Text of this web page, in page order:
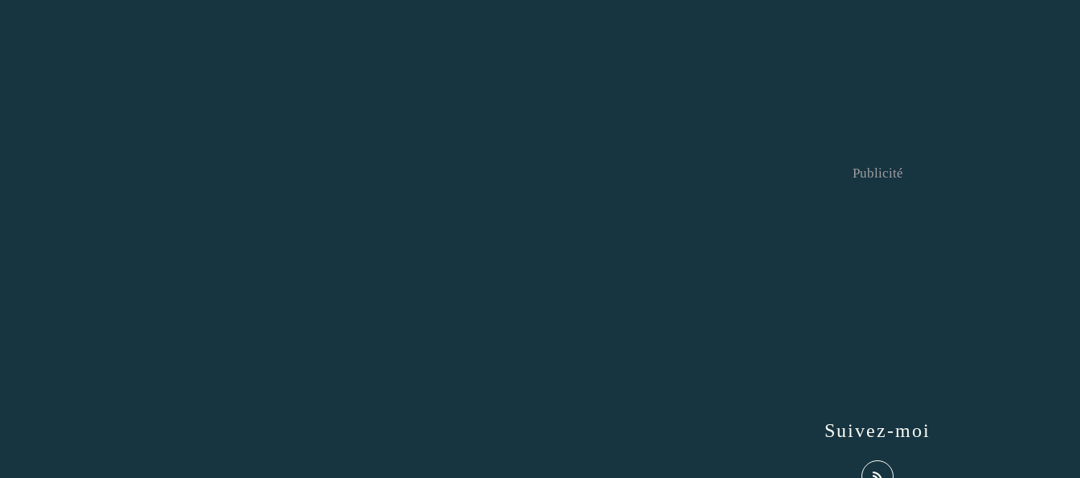
Suivez-moi
Publicité